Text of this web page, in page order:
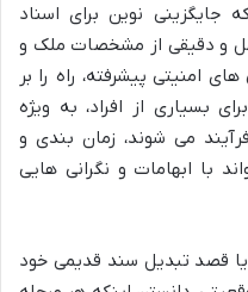
نوین برای اسناد
و دقیقی از مشخصات ملک و
امنیتی پیشرفته، راه را بر
بسیاری از افراد، به ویژه
می شوند، زمان بندی و
با ابهامات و نگرانی هایی
یا قصد تبدیل سند قدیمی خود